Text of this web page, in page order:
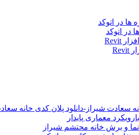
در اتوکد
سعادت شیراز-دانلود پلان کدی خانه
معماری پایدار
نما و برش خانه محتشم شیراز